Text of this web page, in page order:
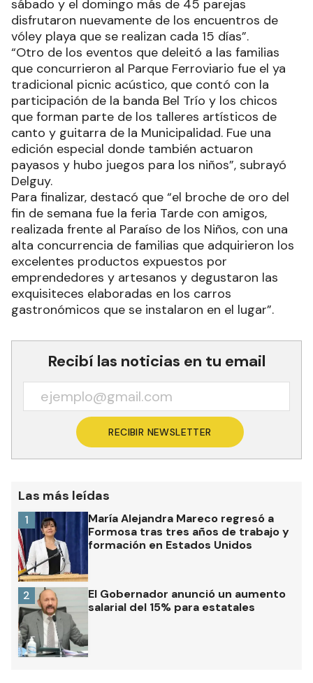
sábado y el domingo más de 45 parejas
disfrutaron nuevamente de los encuentros de
vóley playa que se realizan cada 15 días”.
“Otro de los eventos que deleitó a las familias
que concurrieron al Parque Ferroviario fue el ya
tradicional picnic acústico, que contó con la
participación de la banda Bel Trío y los chicos
que forman parte de los talleres artísticos de
canto y guitarra de la Municipalidad. Fue una
edición especial donde también actuaron
payasos y hubo juegos para los niños”, subrayó
Delguy.
Para finalizar, destacó que “el broche de oro del
fin de semana fue la feria Tarde con amigos,
realizada frente al Paraíso de los Niños, con una
alta concurrencia de familias que adquirieron los
excelentes productos expuestos por
emprendedores y artesanos y degustaron las
exquisiteces elaboradas en los carros
gastronómicos que se instalaron en el lugar”.
Recibí las noticias en tu email
RECIBIR NEWSLETTER
Las más leídas
María Alejandra Mareco regresó a
Formosa tras tres años de trabajo y
formación en Estados Unidos
1
El Gobernador anunció un aumento
salarial del 15% para estatales
2